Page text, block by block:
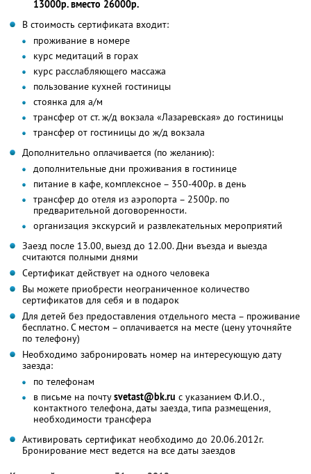
13000р. вместо 26000р.
В стоимость сертификата входит:
проживание в номере
курс медитаций в горах
курс расслабляющего массажа
пользование кухней гостиницы
стоянка для а/м
трансфер от ст. ж/д вокзала «Лазаревская» до гостиницы
трансфер от гостиницы до ж/д вокзала
Дополнительно оплачивается (по желанию):
дополнительные дни проживания в гостинице
питание в кафе, комплексное – 350-400р. в день
трансфер до отеля из аэропорта – 2500р. по
предварительной договоренности.
организация экскурсий и развлекательных мероприятий
Заезд после 13.00, выезд до 12.00. Дни въезда и выезда
считаются полными днями
Сертификат действует на одного человека
Вы можете приобрести неограниченное количество
сертификатов для себя и в подарок
Для детей без предоставления отдельного места – проживание
бесплатно. С местом – оплачивается на месте (цену уточняйте
по телефону)
Необходимо забронировать номер на интересующую дату
заезда:
по телефонам
в письме на почтуsvetast@bk.ru с указанием Ф.И.О.,
контактного телефона, даты заезда, типа размещения,
необходимости трансфера
Активировать сертификат необходимо до 20.06.2012г.
Бронирование мест ведется на все даты заездов